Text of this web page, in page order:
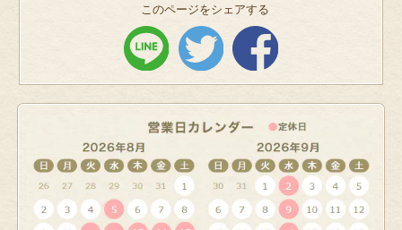
このページをシェアする